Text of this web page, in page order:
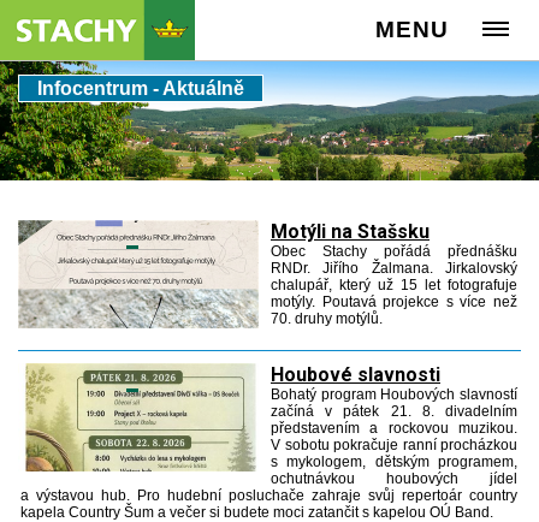
MENU
Infocentrum - Aktuálně
Motýli na Stašsku
Obec Stachy pořádá přednášku
RNDr. Jiřího Žalmana. Jirkalovský
chalupář, který už 15 let fotografuje
motýly. Poutavá projekce s více než
70. druhy motýlů.
Houbové slavnosti
Bohatý program Houbových slavností
začíná v pátek 21. 8. divadelním
představením a rockovou muzikou.
V sobotu pokračuje ranní procházkou
s mykologem, dětským programem,
ochutnávkou houbových jídel
a výstavou hub. Pro hudební posluchače zahraje svůj repertoár country
kapela Country Šum a večer si budete moci zatančit s kapelou OÚ Band.